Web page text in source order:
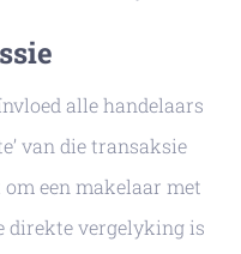
alle handelaars
van die transaksie
een ​​makelaar met
direkte vergelyking is